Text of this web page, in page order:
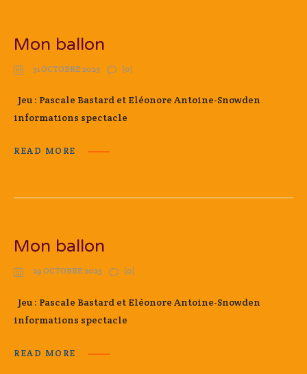
Mon ballon
31 OCTOBRE 2023 (0)
Jeu : Pascale Bastard et Eléonore Antoine-Snowden
informations spectacle
READ MORE
Mon ballon
29 OCTOBRE 2023 (0)
Jeu : Pascale Bastard et Eléonore Antoine-Snowden
informations spectacle
READ MORE